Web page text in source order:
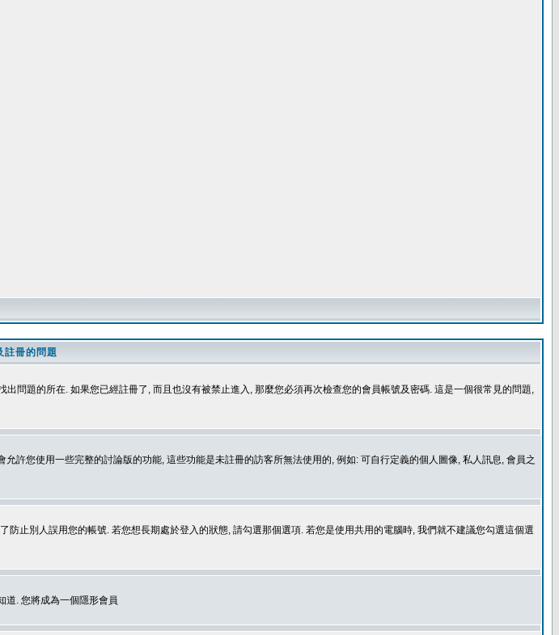
註冊的問題
問題的所在. 如果您已經註冊了, 而且也沒有被禁止進入, 那麼您必須再次檢查您的會員帳號及密碼. 這是一個很常見的問題,
許您使用一些完整的討論版的功能, 這些功能是未註冊的訪客所無法使用的, 例如: 可自行定義的個人圖像, 私人訊息, 會員之
止別人誤用您的帳號. 若您想長期處於登入的狀態, 請勾選那個選項. 若您是使用共用的電腦時, 我們就不建議您勾選這個選
道. 您將成為一個隱形會員